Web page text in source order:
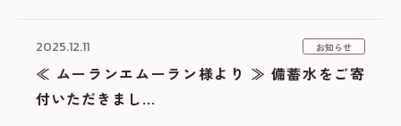
2025.12.11 お知らせ
≪ ムーランエムーラン様より ≫ 備蓄水をご寄
付いただきまし...